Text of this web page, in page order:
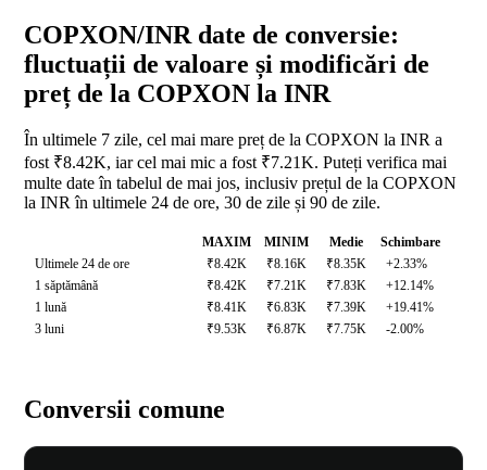
COPXON/INR date de conversie:
fluctuații de valoare și modificări de
preț de la COPXON la INR
În ultimele 7 zile, cel mai mare preț de la COPXON la INR a
fost ₹8.42K, iar cel mai mic a fost ₹7.21K. Puteți verifica mai
multe date în tabelul de mai jos, inclusiv prețul de la COPXON
la INR în ultimele 24 de ore, 30 de zile și 90 de zile.
MAXIM MINIM Medie
Schimbare
Ultimele 24 de ore
₹8.42K ₹8.16K ₹8.35K
+2.33%
1 săptămână
₹8.42K ₹7.21K ₹7.83K
+12.14%
1 lună
₹8.41K ₹6.83K ₹7.39K
+19.41%
3 luni
₹9.53K ₹6.87K ₹7.75K -2.00%
Conversii comune